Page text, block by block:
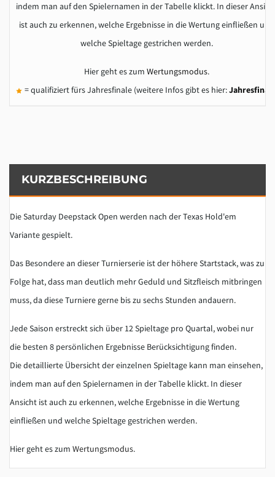
indem man auf den Spielernamen in der Tabelle klickt. In dieser
ist auch zu erkennen, welche Ergebnisse in die Wertung einfließen und
welche Spieltage gestrichen werden.
Hier geht es zum Wertungsmodus.
= qualifiziert fürs Jahresfinale (weitere Infos gibt es hier:Jahresfinale
KURZBESCHREIBUNG
Die Saturday Deepstack Open werden nach der Texas Hold'em
Variante gespielt.
Das Besondere an dieser Turnierserie ist der höhere Startstack, was zu
Folge hat, dass man deutlich mehr Geduld und Sitzfleisch mitbringen
muss, da diese Turniere gerne bis zu sechs Stunden andauern.
Jede Saison erstreckt sich über 12 Spieltage pro Quartal, wobei nur
die besten 8 persönlichen Ergebnisse Berücksichtigung finden.
Die detaillierte Übersicht der einzelnen Spieltage kann man einsehen,
indem man auf den Spielernamen in der Tabelle klickt. In dieser
Ansicht ist auch zu erkennen, welche Ergebnisse in die Wertung
einfließen und welche Spieltage gestrichen werden.
Hier geht es zum Wertungsmodus.